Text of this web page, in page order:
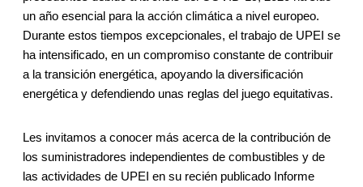
un año esencial para la acción climática a nivel europeo.
Durante estos tiempos excepcionales, el trabajo de UPEI se
ha intensificado, en un compromiso constante de contribuir
a la transición energética, apoyando la diversificación
energética y defendiendo unas reglas del juego equitativas.
Les invitamos a conocer más acerca de la contribución de
los suministradores independientes de combustibles y de
las actividades de UPEI en su recién publicado Informe